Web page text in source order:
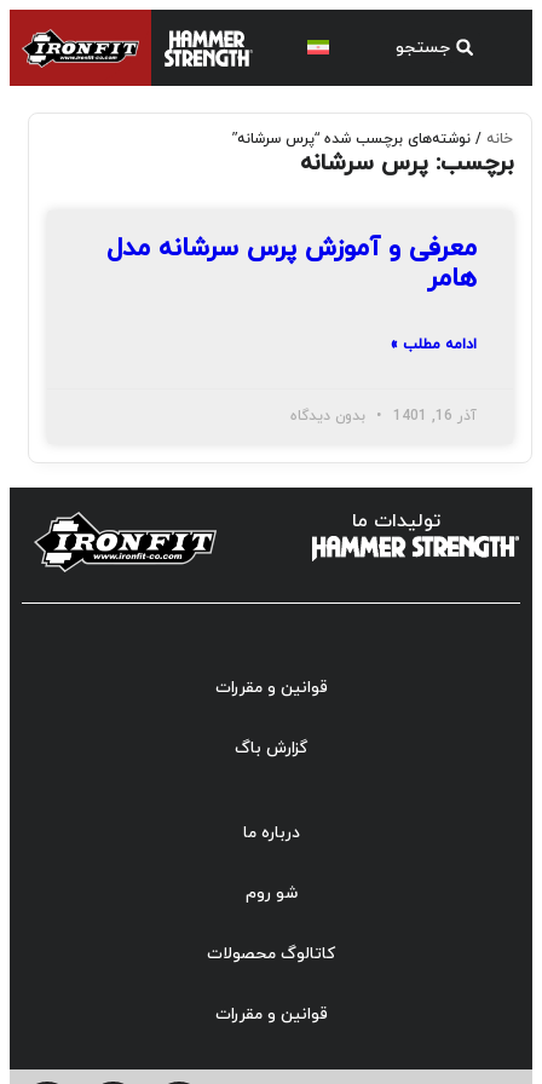
خانه / نوشته‌های برچسب شده “پرس سرشانه”
برچسب: پرس سرشانه
معرفی و آموزش پرس سرشانه مدل
هامر
ادامه مطلب »
آذر 16, 1401 بدون دیدگاه
تولیدات ما
قوانین و مقررات
گزارش باگ
درباره ما
شو روم
کاتالوگ محصولات
قوانین و مقررات